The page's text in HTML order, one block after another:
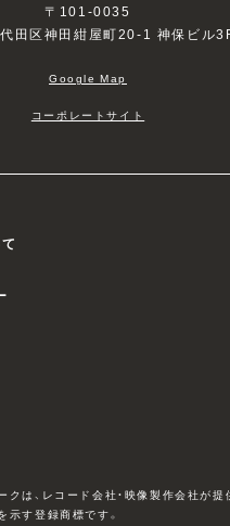
〒101-0035
田区神田紺屋町20-1 神保ビル
Google Map
コーポレートサイト
クは、レコード会社・映像製作会社が提
示す登録商標です。